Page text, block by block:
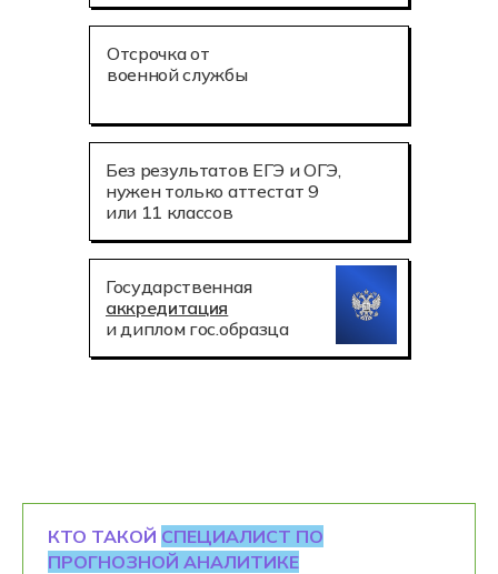
Государственная
аккредитация
и диплом гос.образца
Отсрочка от
военной службы
Без результатов ЕГЭ и ОГЭ,
нужен только аттестат 9
или 11 классов
КТО ТАКОЙ СПЕЦИАЛИСТ ПО
ПРОГНОЗНОЙ АНАЛИТИКЕ